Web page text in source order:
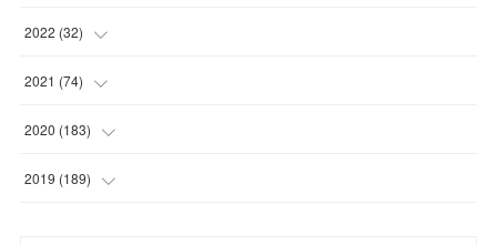
(1
(3
(3)
(11 )
(3
(7)
(7)
2022 (32)
(1
(3)
(8)
2021 (74)
(17
(7)
2020 (183)
(17
2019 (189)